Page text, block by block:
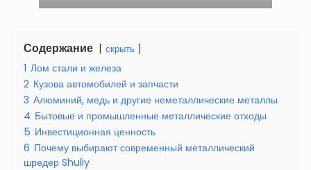
Содержание скрыть
1 Лом стали и железа
2 Кузова автомобилей и запчасти
3 Алюминий, медь и другие неметаллические металлы
4 Бытовые и промышленные металлические отходы
5 Инвестиционная ценность
6 Почему выбирают современный металлический
шредер Shuliy